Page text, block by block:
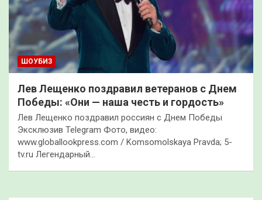
ШОУБИЗ
Лев Лещенко поздравил ветеранов с Днем
Победы: «Они — наша честь и гордость»
Лев Лещенко поздравил россиян с Днем Победы
Эксклюзив Telegram Фото, видео:
www.globallookpress.com / Komsomolskaya Pravda; 5-
tv.ru Легендарный…